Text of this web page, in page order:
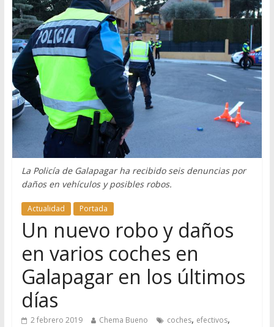
La Policía de Galapagar ha recibido seis denuncias por
daños en vehículos y posibles robos.
Actualidad Portada
Un nuevo robo y daños
en varios coches en
Galapagar en los últimos
días
2 febrero 2019 Chema Bueno coches, efectivos,